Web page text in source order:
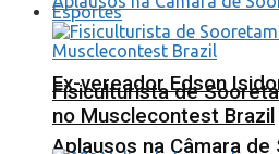
Ex-vereador Edson
Aplausos na Câmara
Esportes
Fisiculturista de
no Musclecontest Brazil